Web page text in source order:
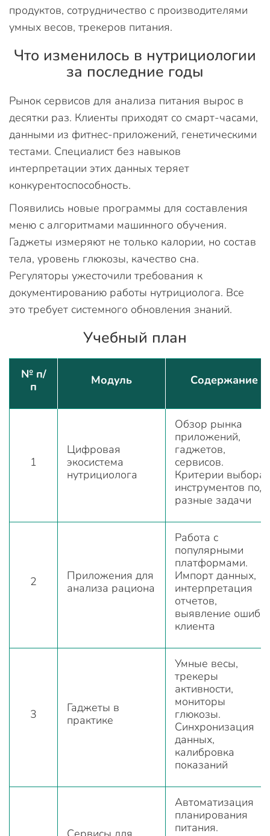
продуктов, сотрудничество с производителями
умных весов, трекеров питания.
Что изменилось в нутрициологии
за последние годы
Рынок сервисов для анализа питания вырос в
десятки раз. Клиенты приходят со смарт-часами,
данными из фитнес-приложений, генетическими
тестами. Специалист без навыков
интерпретации этих данных теряет
конкурентоспособность.
Появились новые программы для составления
меню с алгоритмами машинного обучения.
Гаджеты измеряют не только калории, но состав
тела, уровень глюкозы, качество сна.
Регуляторы ужесточили требования к
документированию работы нутрициолога. Все
это требует системного обновления знаний.
Учебный план
№ п/
п
Модуль Содержание
1
Цифровая
экосистема
нутрициолога
Обзор рынка
приложений,
гаджетов,
сервисов.
Критерии выбора
инструментов под
разные задачи
2
Приложения для
анализа рациона
Работа с
популярными
платформами.
Импорт данных,
интерпретация
отчетов,
выявление
клиента
3
Гаджеты в
практике
Умные весы,
трекеры
активности,
мониторы
глюкозы.
Синхронизация
данных,
калибровка
показаний
Автоматизация
планирования
питания.